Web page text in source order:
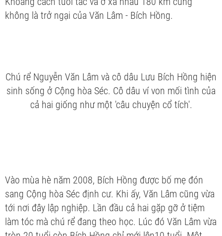
không là trở ngại của Văn Lâm - Bích Hồng.
Chú rể Nguyễn Văn Lâm và cô dâu Lưu Bích Hồng hiện
sinh sống ở Cộng hòa Séc. Cô dâu ví von mối tình của
cả hai giống như một 'câu chuyện cổ tích'.
Vào mùa hè năm 2008, Bích Hồng được bố mẹ đón
sang Cộng hòa Séc định cư. Khi ấy, Văn Lâm cũng vừa
tới nơi đây lập nghiệp. Lần đầu cả hai gặp gỡ ở tiệm
làm tóc mà chú rể đang theo học. Lúc đó Văn Lâm vừa